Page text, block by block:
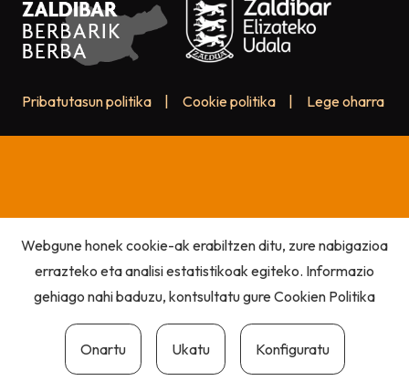
Pribatutasun politika Cookie politika Lege oharra
Webgune honek cookie-ak erabiltzen ditu, zure nabigazioa
errazteko eta analisi estatistikoak egiteko. Informazio
gehiago nahi baduzu, kontsultatu gureCookien Politika
Onartu Ukatu Konfiguratu